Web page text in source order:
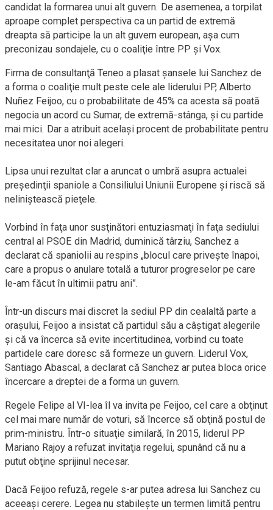
candidat la formarea unui alt guvern. De asemenea, a torpilat
aproape complet perspectiva ca un partid de extremă
dreapta să participe la un alt guvern european, aşa cum
preconizau sondajele, cu o coaliţie între PP şi Vox.
Firma de consultanţă Teneo a plasat şansele lui Sanchez de
a forma o coaliţie mult peste cele ale liderului PP, Alberto
Nuñez Feijoo, cu o probabilitate de 45% ca acesta să poată
negocia un acord cu Sumar, de extremă-stânga, şi cu partide
mai mici. Dar a atribuit acelaşi procent de probabilitate pentru
necesitatea unor noi alegeri.
Lipsa unui rezultat clar a aruncat o umbră asupra actualei
preşedinţii spaniole a Consiliului Uniunii Europene şi riscă să
neliniştească pieţele.
Vorbind în faţa unor susţinători entuziasmaţi în faţa sediului
central al PSOE din Madrid, duminică târziu, Sanchez a
declarat că spaniolii au respins „blocul care priveşte înapoi,
care a propus o anulare totală a tuturor progreselor pe care
le-am făcut în ultimii patru ani”.
Într-un discurs mai discret la sediul PP din cealaltă parte a
oraşului, Feijoo a insistat că partidul său a câştigat alegerile
şi că va încerca să evite incertitudinea, vorbind cu toate
partidele care doresc să formeze un guvern. Liderul Vox,
Santiago Abascal, a declarat că Sanchez ar putea bloca orice
încercare a dreptei de a forma un guvern.
Regele Felipe al VI-lea îl va invita pe Feijoo, cel care a obţinut
cel mai mare număr de voturi, să încerce să obţină postul de
prim-ministru. Într-o situaţie similară, în 2015, liderul PP
Mariano Rajoy a refuzat invitaţia regelui, spunând că nu a
putut obţine sprijinul necesar.
Dacă Feijoo refuză, regele s-ar putea adresa lui Sanchez cu
aceeaşi cerere. Legea nu stabileşte un termen limită pentru